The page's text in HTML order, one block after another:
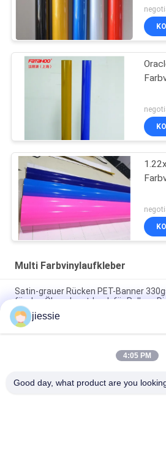
Multi Farbvinylaufkleber
Satin-grauer Rücken PET-Banner
für den Ökosolventdruck für Roll-up-
Glanz / Matte Karton verpackt Vinyl
Aufkleber Farbschneid Vinyl
Glatte/Matte Color Cutting Vinyl
jiessie
4:05 PM
Good day, what product are you